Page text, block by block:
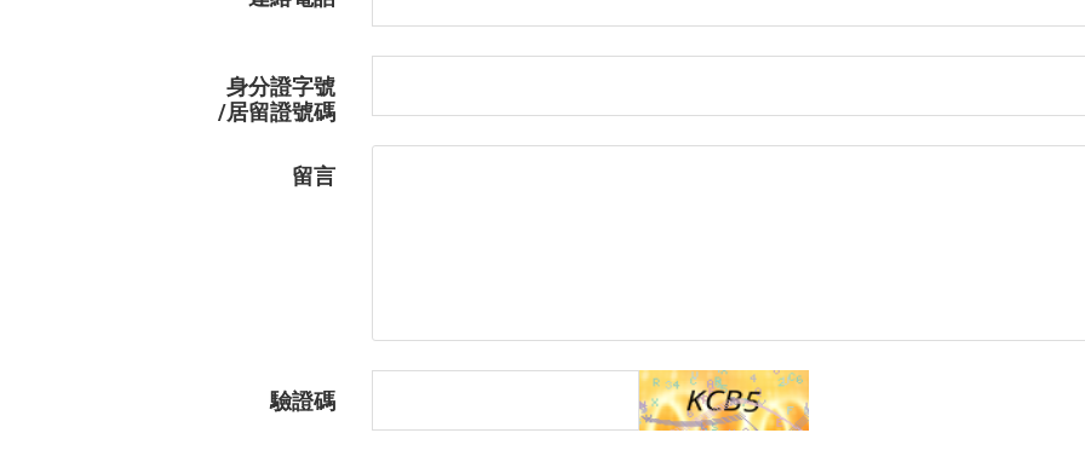
身分證字號
/居留證號碼
留言
驗證碼